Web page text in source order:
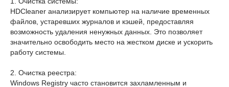
HDCleaner анализирует компьютер на наличие временных
файлов, устаревших журналов и кэшей, предоставляя
возможность удаления ненужных данных. Это позволяет
значительно освободить место на жестком диске и ускорить
работу системы.
2. Очистка реестра:
Windows Registry часто становится захламленным и